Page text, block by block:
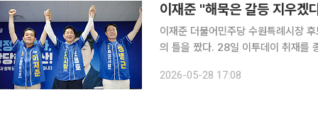
이재준 "해묵은 갈등 지우겠
이재준 더불어민주당 수원특례시장
의 틀을 짰다. 28일 이투데이 취재를 종합하면 이재준 후보는 이날 오후 조용호 더불어민주당 오산
3개시 상생행정협약'을 체결하고 민
2026-05-28 17:08